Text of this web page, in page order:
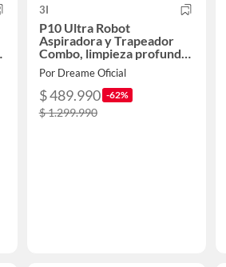
3I
P10 Ultra Robot
Aspiradora y Trapeador
Combo, limpieza profunda
de succión de 18000 Pa
Por Dreame Oficial
$ 489.990 -62%
$ 1.299.990